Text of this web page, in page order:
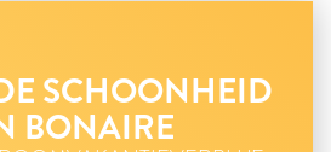
SCHOONHEID
BONAIRE